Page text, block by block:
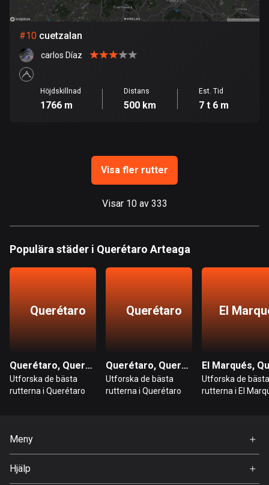
316 rutter
Guernsey
7 rutter
137 rutter
Indonesien
38 rutter
4683 rutter
Island
#10 cuetzalan
carlos Díaz
Höjdskillnad
1766 m
Distans
500 km
Est. Tid
7 t 6 m
Visa fler rutter
Visar 10 av 333
Populära städer i Querétaro Arteaga
Querétaro
Querétaro, Querétaro Arteaga
Utforska de bästa
rutterna i Querétaro
Querétaro
Querétaro, Querétaro Arteaga
Utforska de bästa
rutterna i Querétaro
El
Utforska de bästa
rutterna i El
Meny
Hjälp